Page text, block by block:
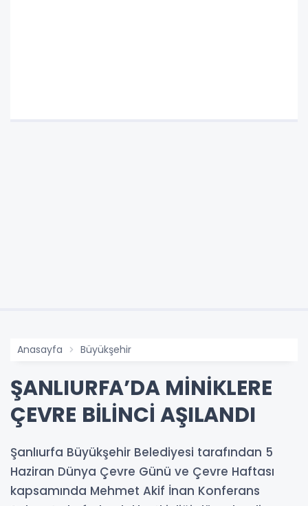
Anasayfa Büyükşehir
ŞANLIURFA’DA MİNİKLERE
ÇEVRE BİLİNCİ AŞILANDI
Şanlıurfa Büyükşehir Belediyesi tarafından 5
Haziran Dünya Çevre Günü ve Çevre Haftası
kapsamında Mehmet Akif İnan Konferans